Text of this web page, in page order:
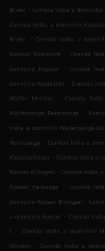
Bridel . Comida India a domicilio
Comida India a domicilio
Bridel
. Comida India a
Kopstal Koplescht
. Comida
domicilio Kopstal
. Comida
domicilio Koplescht . Comida
Walfer Helsem
. Comida
Walferdange Bereldange
.
India a domicilio Walferdange
Helmsange . Comida India a
Kockelscheuer . Comida India a
Roeser Alzingen . Comida India
Roeser Fentange
. Comida
domicilio Roeser Bivingen .
a domicilio Roeser . Comida
L . Comida India a domicilio
Holzem
. Comida India a